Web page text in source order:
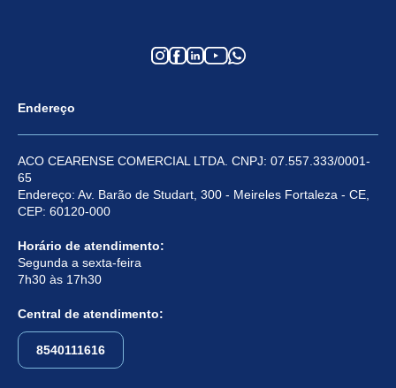
Endereço
ACO CEARENSE COMERCIAL LTDA. CNPJ: 07.557.333/0001-
65
Endereço: Av. Barão de Studart, 300 - Meireles Fortaleza - CE,
CEP: 60120-000
Horário de atendimento:
Segunda a sexta-feira
7h30 às 17h30
Central de atendimento:
8540111616